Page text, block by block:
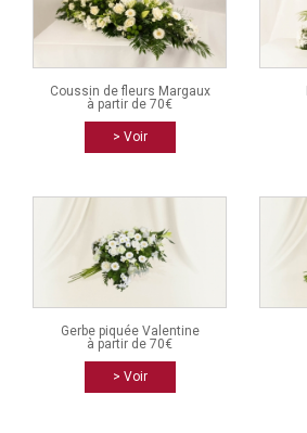
Coussin de fleurs Margaux
à partir de 70€
> Voir
Gerbe piquée Valentine
à partir de 70€
> Voir